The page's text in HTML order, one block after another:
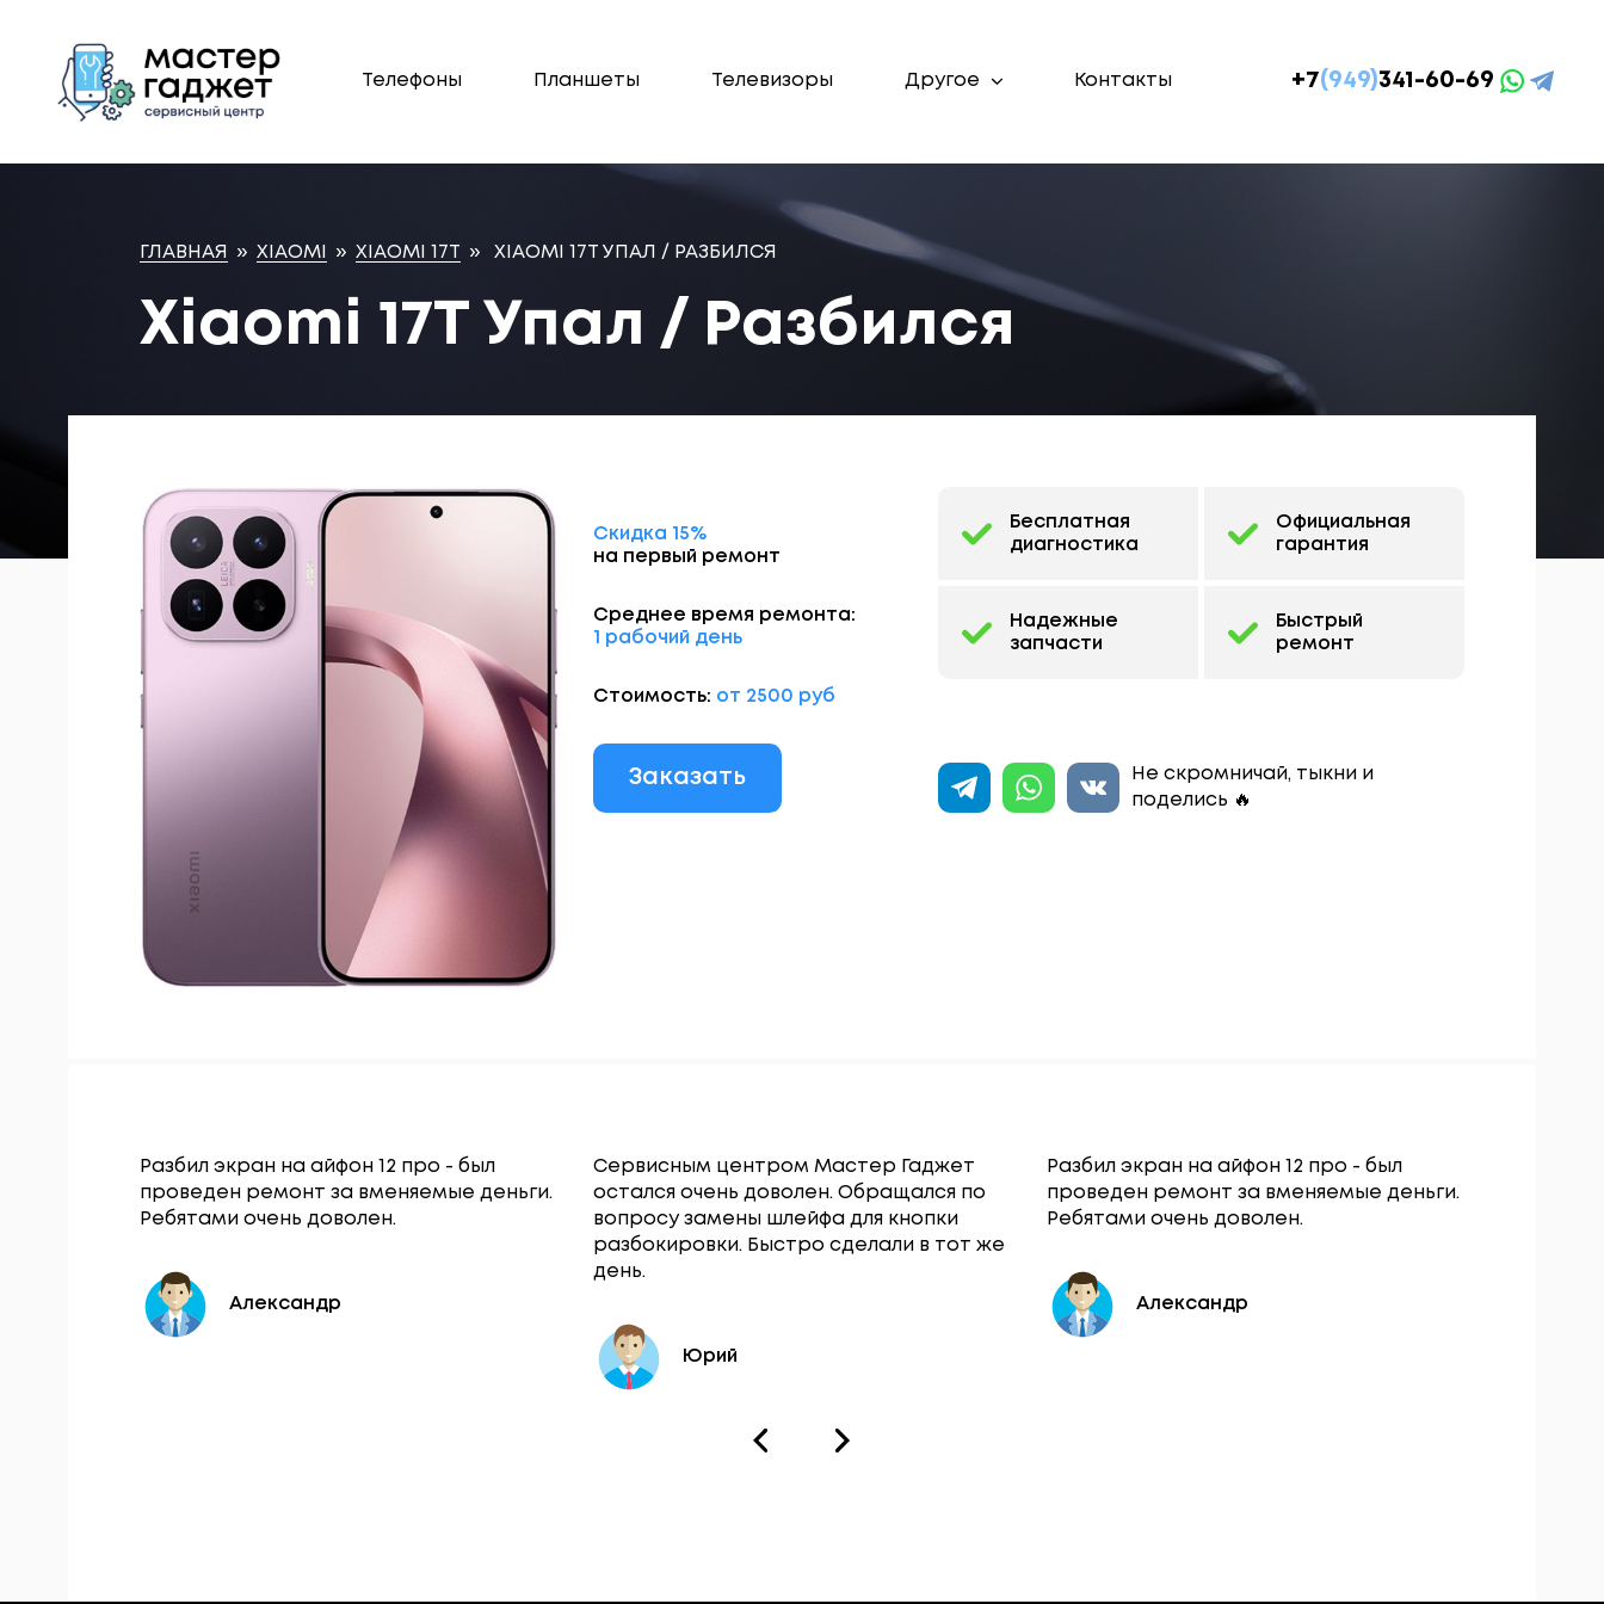
Телефоны Планшеты Телевизоры Другое Контакты +7(949)341-60-69
ГЛАВНАЯ » XIAOMI » XIAOMI 17T » XIAOMI 17T УПАЛ / РАЗБИЛСЯ
Xiaomi 17T Упал / Разбился
Скидка 15%
на первый ремонт
Среднее время ремонта:
1 рабочий день
Стоимость: от 2500 руб
Заказать
Бесплатная
диагностика
Официальная
гарантия
Надежные
запчасти
Быстрый
ремонт
Не скромничай, тыкни и
поделись 🔥
Разбил экран на айфон 12 про - был
проведен ремонт за вменяемые деньги.
Ребятами очень доволен.
Александр
Сервисным центром Мастер Гаджет
остался очень доволен. Обращался по
вопросу замены шлейфа для кнопки
разбокировки. Быстро сделали в тот же
день.
Юрий
Разбил экран на айфон 12 про - был
проведен ремонт за вменяемые деньги.
Ребятами очень доволен.
Александр